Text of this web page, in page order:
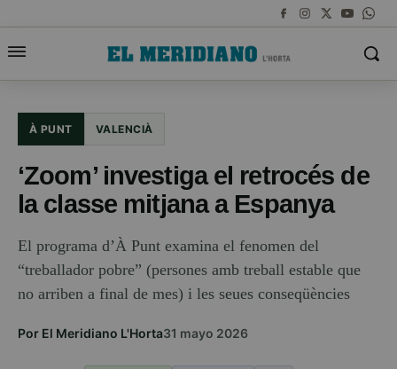
À PUNT VALENCIÀ
‘Zoom’ investiga el retrocés de
la classe mitjana a Espanya
El programa d’À Punt examina el fenomen del
“treballador pobre” (persones amb treball estable que
no arriben a final de mes) i les seues conseqüències
Por El Meridiano L'Horta31 mayo 2026